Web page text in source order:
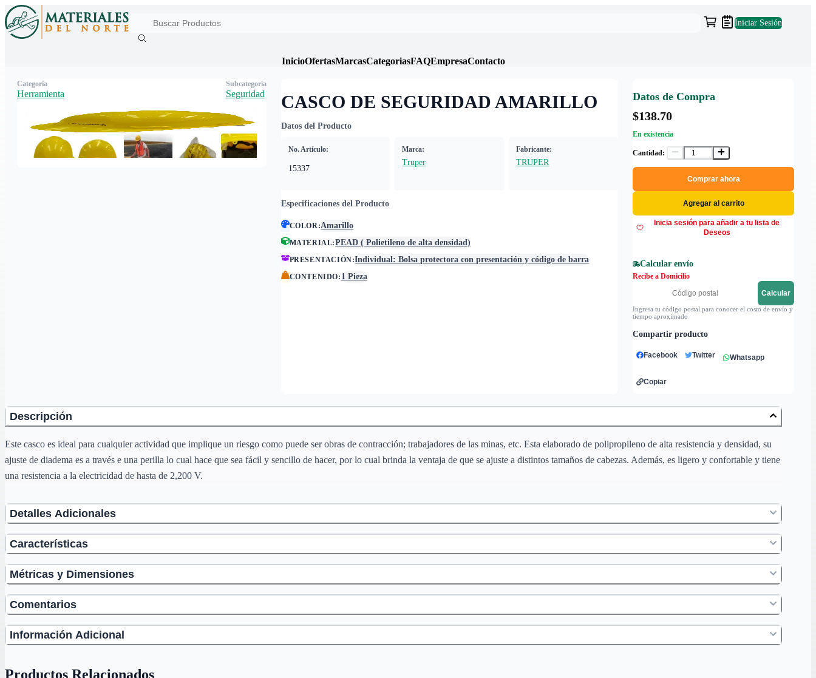
Iniciar Sesión
InicioOfertasMarcasCategoriasFAQEmpresaContacto
CASCO DE SEGURIDAD AMARILLO
Datos del Producto
No. Artículo:
15337
Marca:
Truper
Fabricante:
TRUPER
Especificaciones del Producto
COLOR:Amarillo
MATERIAL:PEAD ( Polietileno de alta densidad)
PRESENTACIÓN:Individual: Bolsa protectora con presentación y código de barra
CONTENIDO: 1 Pieza
Datos de Compra
$138.70
En existencia
Cantidad:
Comprar ahora
Agregar al carrito
Inicia sesión para añadir a tu lista de
Deseos
Calcular envío
Recibe a Domicilio
Calcular
Ingresa tu código postal para conocer el costo de envío y
tiempo aproximado
Compartir producto
Facebook Twitter Whatsapp
Copiar
Categoría
Herramienta
Subcategoría
Seguridad
Descripción
Este casco es ideal para cualquier actividad que implique un riesgo como puede ser obras de contracción; trabajadores de las minas, etc. Esta elaborado de polipropileno de alta resistencia y densidad, su
ajuste de diadema es a través e una perilla lo cual hace que sea fácil y sencillo de hacer, por lo cual brinda la ventaja de que se ajuste a distintos tamaños de cabezas. Además, es ligero y confortable y tiene
una resistencia a la electricidad de hasta de 2,200 V.
Detalles Adicionales
Características
Métricas y Dimensiones
Comentarios
Información Adicional
Productos Relacionados